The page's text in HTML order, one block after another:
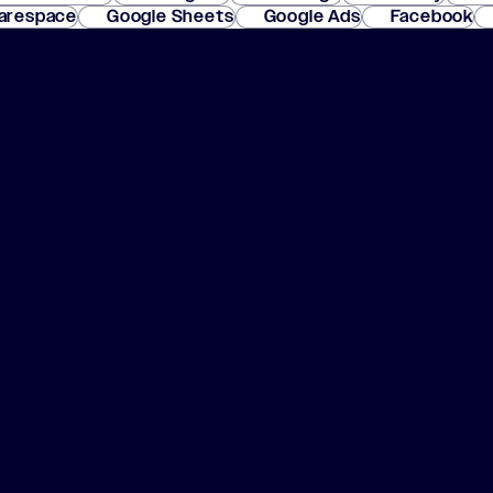
Google Sheets Google Ads Facebook